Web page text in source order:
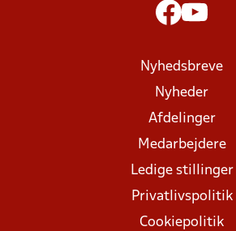
Nyhedsbreve
Nyheder
Afdelinger
Medarbejdere
Ledige stillinger
Privatlivspolitik
Cookiepolitik